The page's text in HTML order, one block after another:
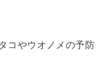
コやウオノメの予防